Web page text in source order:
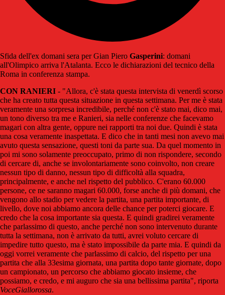
Sfida dell'ex domani sera per Gian Piero Gasperini: domani
all'Olimpico arriva l'Atalanta. Ecco le dichiarazioni del tecnico della
Roma in conferenza stampa.
CON RANIERI - "Allora, c'è stata questa intervista di venerdì scorso
che ha creato tutta questa situazione in questa settimana. Per me è stata
veramente una sorpresa incredibile, perché non c'è stato mai, dico mai,
un tono diverso tra me e Ranieri, sia nelle conferenze che facevamo
magari con altra gente, oppure nei rapporti tra noi due. Quindi è stata
una cosa veramente inaspettata. E dico che in tanti mesi non avevo mai
avuto questa sensazione, questi toni da parte sua. Da quel momento in
poi mi sono solamente preoccupato, primo di non rispondere, secondo
di cercare di, anche se involontariamente sono coinvolto, non creare
nessun tipo di danno, nessun tipo di difficoltà alla squadra,
principalmente, e anche nel rispetto del pubblico. C'erano 60.000
persone, ce ne saranno magari 60.000, forse anche di più domani, che
vengono allo stadio per vedere la partita, una partita importante, di
livello, dove noi abbiamo ancora delle chance per poterci giocare. E
credo che la cosa importante sia questa. E quindi gradirei veramente
che parlassimo di questo, anche perché non sono intervenuto durante
tutta la settimana, non è arrivato da tutti, avrei voluto cercare di
impedire tutto questo, ma è stato impossibile da parte mia. E quindi da
oggi vorrei veramente che parlassimo di calcio, del rispetto per una
partita che alla 33esima giornata, una partita dopo tante giornate, dopo
un campionato, un percorso che abbiamo giocato insieme, che
possiamo, e credo, e mi auguro che sia una bellissima partita", riporta
VoceGiallorossa.